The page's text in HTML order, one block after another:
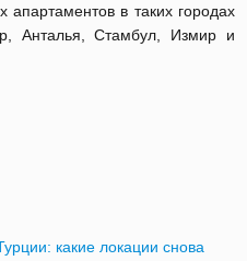
в таких городах
Анталья, Стамбул, Измир и
какие локации снова